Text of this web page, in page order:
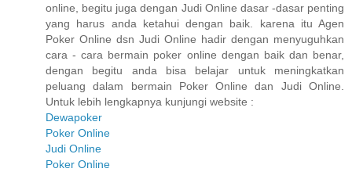
online, begitu juga dengan Judi Online dasar -dasar penting
yang harus anda ketahui dengan baik. karena itu Agen
Poker Online dsn Judi Online hadir dengan menyuguhkan
cara - cara bermain poker online dengan baik dan benar,
dengan begitu anda bisa belajar untuk meningkatkan
peluang dalam bermain Poker Online dan Judi Online.
Untuk lebih lengkapnya kunjungi website :
Dewapoker
Poker Online
Judi Online
Poker Online